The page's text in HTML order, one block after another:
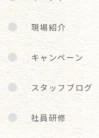
現場紹介
キャンペーン
スタッフブログ
社員研修